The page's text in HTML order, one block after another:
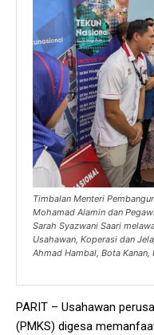
Timbalan Menteri
Mohamad Alamin dan
Sarah Syazwani Saari
Usahawan, Koperasi dan
Ahmad Hambal, Bota Kanan,
PARIT – Usahawan
(PMKS) digesa